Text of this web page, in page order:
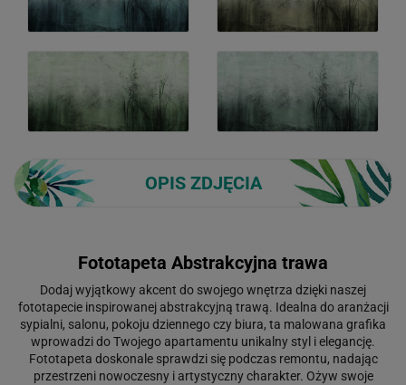
OPIS ZDJĘCIA
Fototapeta Abstrakcyjna trawa
Dodaj wyjątkowy akcent do swojego wnętrza dzięki naszej
fototapecie inspirowanej abstrakcyjną trawą. Idealna do aranżacji
sypialni, salonu, pokoju dziennego czy biura, ta malowana grafika
wprowadzi do Twojego apartamentu unikalny styl i elegancję.
Fototapeta doskonale sprawdzi się podczas remontu, nadając
przestrzeni nowoczesny i artystyczny charakter. Ożyw swoje